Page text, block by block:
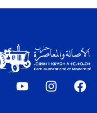
F
a
I
n
Y
o